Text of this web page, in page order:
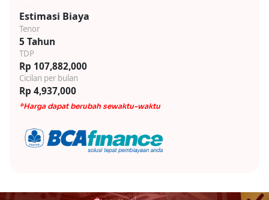
Estimasi Biaya
Tenor
5 Tahun
TDP
Rp 107,882,000
Cicilan per bulan
Rp 4,937,000
*Harga dapat berubah sewaktu-waktu